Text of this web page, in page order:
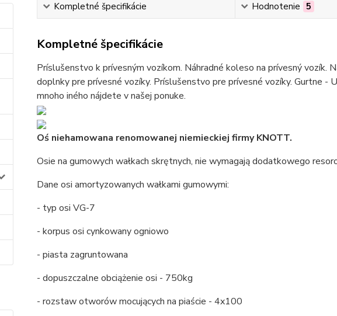
Kompletné špecifikácie Hodnotenie 5
Kompletné špecifikácie
Príslušenstvo k prívesným vozíkom. Náhradné koleso na prívesný vozík.
doplnky pre prívesné vozíky. Príslušenstvo pre prívesné vozíky. Gurtne -
mnoho iného nájdete v našej ponuke.
Oś niehamowana renomowanej niemieckiej firmy KNOTT.
Osie na gumowych wałkach skrętnych, nie wymagają dodatkowego
Dane osi amortyzowanych wałkami gumowymi:
- typ osi VG-7
- korpus osi cynkowany ogniowo
- piasta zagruntowana
- dopuszczalne obciążenie osi - 750kg
- rozstaw otworów mocujących na piaście - 4x100